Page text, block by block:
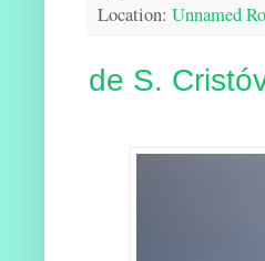
Location: Unnamed
de S.